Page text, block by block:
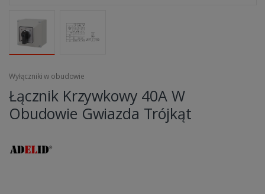
Wyłączniki w obudowie
Łącznik Krzywkowy 40A W
Obudowie Gwiazda Trójkąt